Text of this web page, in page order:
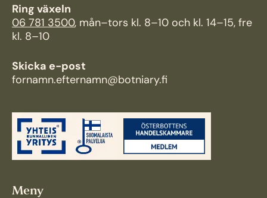
Ring växeln
06 781 3500, mån–tors kl. 8–10 och kl. 14–15, fre
kl. 8–10
Skicka e-post
fornamn.efternamn@botniary.fi
Meny